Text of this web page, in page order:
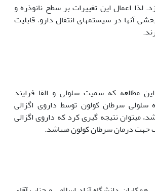
لذا اعمال این تغییرات بر سطح نانوذره و
آن‫ها در سیستم‫های انتقال دارو، قابلیت
مطالعه که سمیت سلولی و القا فرایند
سلولی سرطان کولون توسط داروی اگزالی
می‫توان نتیجه گیری کرد که داروی اگزالی
جهت درمان سرطان کولون می‫باشد.